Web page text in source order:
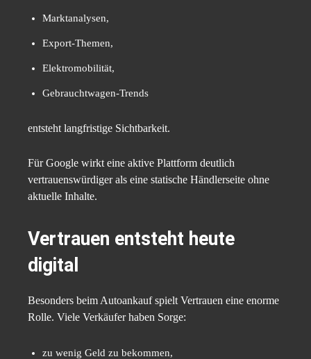
Marktanalysen,
Export-Themen,
Elektromobilität,
Gebrauchtwagen-Trends
entsteht langfristige Sichtbarkeit.
Für Google wirkt eine aktive Plattform deutlich
vertrauenswürdiger als eine statische Händlerseite ohne
aktuelle Inhalte.
Vertrauen entsteht heute
digital
Besonders beim Autoankauf spielt Vertrauen eine enorme
Rolle. Viele Verkäufer haben Sorge:
zu wenig Geld zu bekommen,